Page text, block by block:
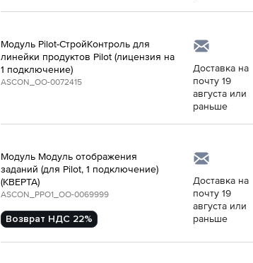
Модуль Pilot-СтройКонтроль для
линейки продуктов Pilot (лицензия на
1 подключение)
ASCON_ОО-0072415
Доставка на
почту 19
августа или
раньше
Модуль Модуль отображения
заданий (для Pilot, 1 подключение)
(КВЕРТА)
ASCON_PPO1_ОО-0069999
Возврат НДС 22%
Доставка на
почту 19
августа или
раньше